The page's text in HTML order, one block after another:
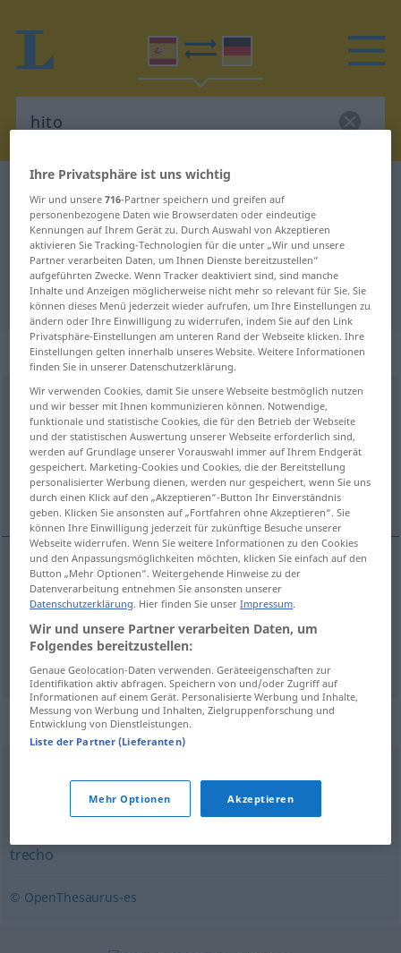
Spanisch-Deutsch Übersetzung für
"hito"
"hito" Deutsch Übersetzung
„hito“: masculino
hito [ˈito]m
Übersicht aller Übersetzungen
(Für mehr Details die Übersetzung anklicken/antippen)
Grenzstein, Mark-, Meilenstein
Grenzsteinm hito
Mark-,Meilensteinm hitotb FIG
Synonyme für "hito"
confín,límite,término ,divisoria,mojón,señal
trecho
© OpenThesaurus-es
Ihre Privatsphäre ist uns wichtig
Wir und unsere716-Partner speichern und greifen auf
personenbezogene Daten wie Browserdaten oder eindeutige
Kennungen auf Ihrem Gerät zu. Durch Auswahl von Akzeptieren
aktivieren Sie Tracking-Technologien für die unter „Wir und unsere
Partner verarbeiten Daten, um Ihnen Dienste bereitzustellen“
aufgeführten Zwecke. Wenn Tracker deaktiviert sind, sind manche
Inhalte und Anzeigen möglicherweise nicht mehr so relevant für Sie. Sie
können dieses Menü jederzeit wieder aufrufen, um Ihre Einstellungen zu
ändern oder Ihre Einwilligung zu widerrufen, indem Sie auf den Link
Privatsphäre-Einstellungen am unteren Rand der Webseite klicken. Ihre
Einstellungen gelten innerhalb unseres Website. Weitere Informationen
finden Sie in unserer Datenschutzerklärung.
Wir verwenden Cookies, damit Sie unsere Webseite bestmöglich nutzen
und wir besser mit Ihnen kommunizieren können. Notwendige,
funktionale und statistische Cookies, die für den Betrieb der Webseite
und der statistischen Auswertung unserer Webseite erforderlich sind,
werden auf Grundlage unserer Vorauswahl immer auf Ihrem Endgerät
gespeichert. Marketing-Cookies und Cookies, die der Bereitstellung
personalisierter Werbung dienen, werden nur gespeichert, wenn Sie uns
durch einen Klick auf den „Akzeptieren“-Button Ihr Einverständnis
geben. Klicken Sie ansonsten auf „Fortfahren ohne Akzeptieren“. Sie
können Ihre Einwilligung jederzeit für zukünftige Besuche unserer
Webseite widerrufen. Wenn Sie weitere Informationen zu den Cookies
und den Anpassungsmöglichkeiten möchten, klicken Sie einfach auf den
Button „Mehr Optionen“. Weitergehende Hinweise zu der
Datenverarbeitung entnehmen Sie ansonsten unserer
Datenschutzerklärung. Hier finden Sie unserImpressum.
Wir und unsere Partner verarbeiten Daten, um
Folgendes bereitzustellen:
Genaue Geolocation-Daten verwenden. Geräteeigenschaften zur
Identifikation aktiv abfragen. Speichern von und/oder Zugriff auf
Informationen auf einem Gerät. Personalisierte Werbung und Inhalte,
Messung von Werbung und Inhalten, Zielgruppenforschung und
Entwicklung von Dienstleistungen.
Liste der Partner (Lieferanten)
Mehr Optionen Akzeptieren